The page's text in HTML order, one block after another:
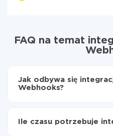
FAQ na temat
Jak odbywa się
Webhooks?
Webhooks
Ile czasu potrzebuje